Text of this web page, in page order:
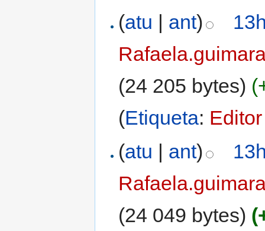
(atu | ant)
(24 205 bytes)
(Etiqueta:
(atu | ant)
(24 049 bytes)